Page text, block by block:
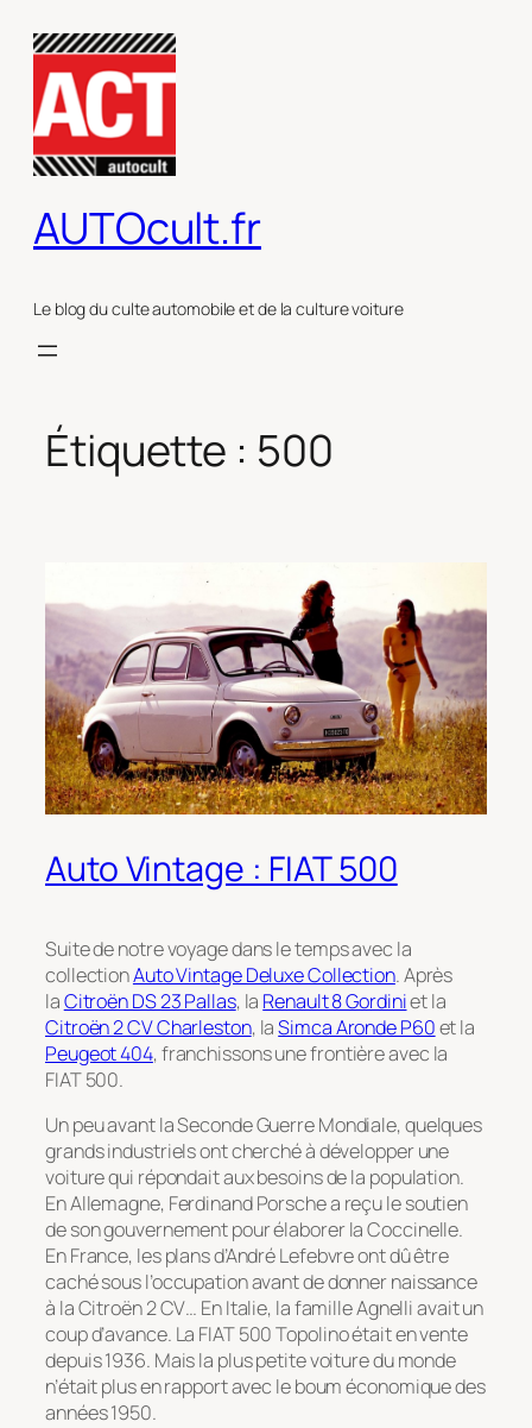
contenu
AUTOcult.fr
Le blog du culte automobile et de la culture voiture
Étiquette : 500
Auto Vintage : FIAT 500
Suite de notre voyage dans le temps avec la
collectionAuto Vintage Deluxe Collection. Après
laCitroën DS 23 Pallas, la Renault 8 Gordiniet la
Citroën 2 CV Charleston, laSimca Aronde P60et la
Peugeot 404, franchissons une frontière avec la
FIAT 500.
Un peu avant la Seconde Guerre Mondiale, quelques
grands industriels ont cherché à développer une
voiture qui répondait aux besoins de la population.
En Allemagne, Ferdinand Porsche a reçu le soutien
de son gouvernement pour élaborer la Coccinelle.
En France, les plans d’André Lefebvre ont dû être
caché sous l’occupation avant de donner naissance
à la Citroën 2 CV… En Italie, la famille Agnelli avait un
coup d’avance. La FIAT 500 Topolino était en vente
depuis 1936. Mais la plus petite voiture du monde
n’était plus en rapport avec le boum économique des
années 1950.